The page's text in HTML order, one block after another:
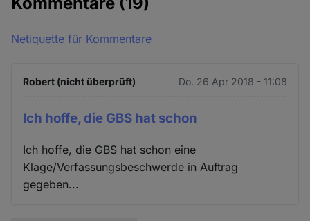
Netiquette für Kommentare
Robert (nicht überprüft) Do. 26 Apr 2018 - 11:08
Ich hoffe, die GBS hat schon
Ich hoffe, die GBS hat schon eine
Klage/Verfassungsbeschwerde in Auftrag
gegeben...